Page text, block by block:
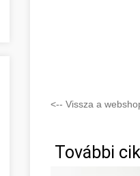
<-- Vissza a
További